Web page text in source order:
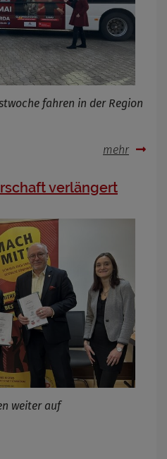
fahren in der Region
mehr
verlängert
weiter auf